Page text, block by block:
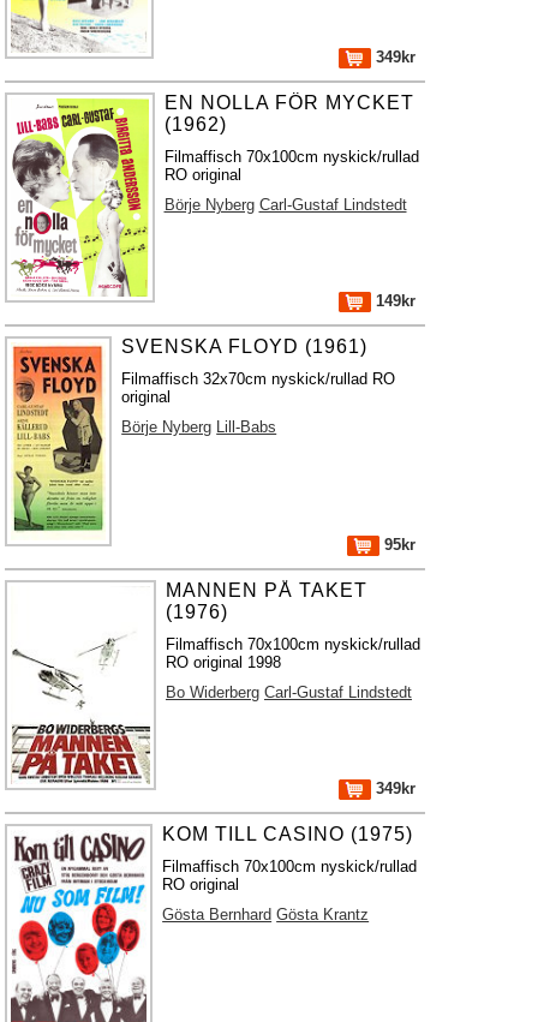
349kr
EN NOLLA FÖR MYCKET
(1962)
Filmaffisch 70x100cm nyskick/rullad
RO original
Börje Nyberg Carl-Gustaf Lindstedt
149kr
SVENSKA FLOYD (1961)
Filmaffisch 32x70cm nyskick/rullad RO
original
Börje Nyberg Lill-Babs
95kr
MANNEN PÅ TAKET
(1976)
Filmaffisch 70x100cm nyskick/rullad
RO original 1998
Bo Widerberg Carl-Gustaf Lindstedt
349kr
KOM TILL CASINO (1975)
Filmaffisch 70x100cm nyskick/rullad
RO original
Gösta Bernhard Gösta Krantz